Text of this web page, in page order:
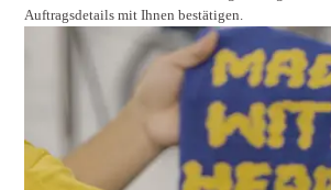
Auftragsdetails mit Ihnen bestätigen.